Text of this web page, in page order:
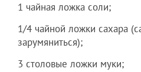
1 чайная ложка соли;
1/4 чайной ложки сахара
зарумяниться);
3 столовые ложки муки;